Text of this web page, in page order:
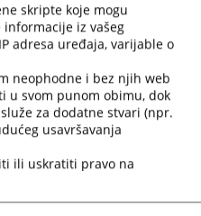
skripte koje mogu
iz vašeg
adresa uređaja, varijable o
neophodne i bez njih web
u svom punom obimu, dok
za dodatne stvari (npr.
usavršavanja
ili uskratiti pravo na